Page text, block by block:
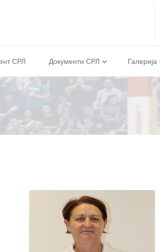
СРЛ Документи СРЛ Галерија